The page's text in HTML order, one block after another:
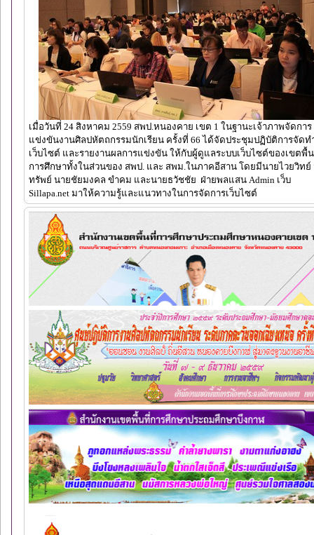
เมื่อวันที่ 24 สิงหาคม 2559 สพป.หนองคาย เขต 1 ในฐานะเจ้าภาพจัดการ
แข่งขันงานศิลปหัตถกรรมนักเรียน ครั้งที่ 66 ได้จัดประชุมปฏิบัติการจัดท
เว็บไซต์ และรายงานผลการแข่งขัน ให้กับผู้ดูแลระบบเว็บไซต์ของเขตพื้
การศึกษาทั้งในส่วนของ สพป. และ สพม.ในภาคอีสาน โดยมีนายไวยวิทย์
ทรัพย์ นายชัยมงคล ขำคม และนายธวัชชัย ฝ่ายพลแสน Admin เว็บ
Sillapa.net มาให้ความรู้และแนวทางในการจัดการเว็บไซต์